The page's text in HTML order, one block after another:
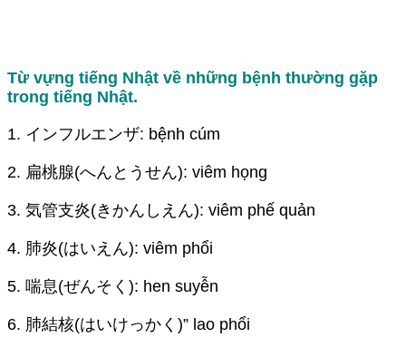
Từ vựng tiếng Nhật về những bệnh thường gặp
trong tiếng Nhật.
1. インフルエンザ: bệnh cúm
2. 扁桃腺(へんとうせん): viêm họng
3. 気管支炎(きかんしえん): viêm phế quản
4. 肺炎(はいえん): viêm phổi
5. 喘息(ぜんそく): hen suyễn
6. 肺結核(はいけっかく)” lao phổi